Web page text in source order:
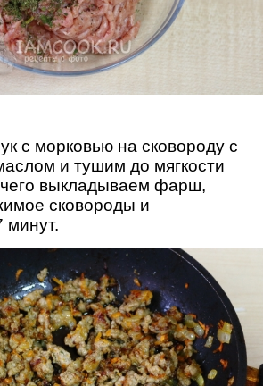
с морковью на сковороду с
и тушим до мягкости
выкладываем фарш,
сковороды и
минут.